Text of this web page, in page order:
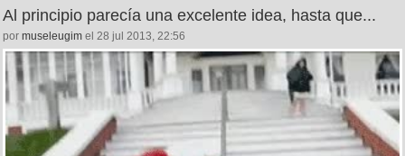
Al principio parecía una excelente idea, hasta que...
por museleugim el 28 jul 2013, 22:56